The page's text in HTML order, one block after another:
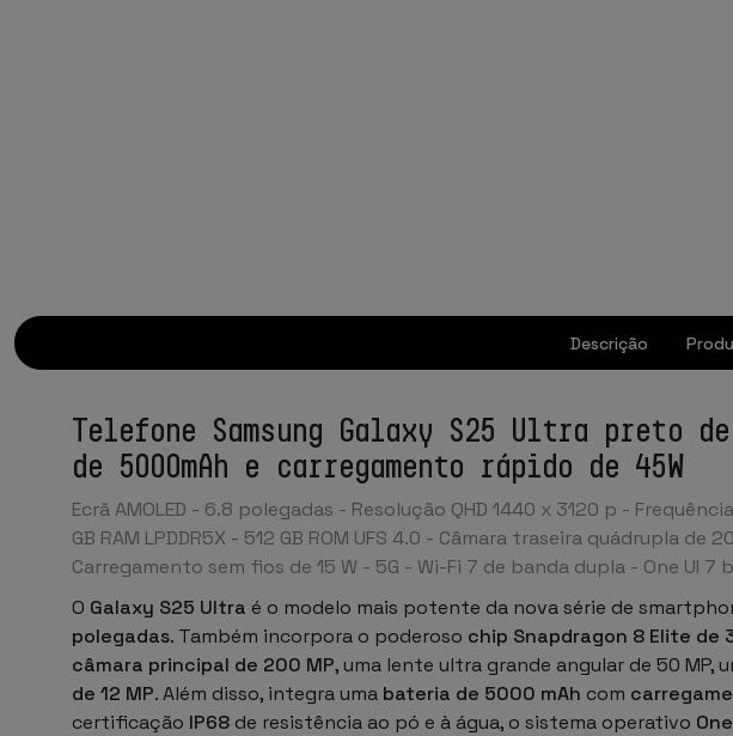
Descrição
Telefone Samsung Galaxy S25 Ultra preto
de 5000mAh e carregamento rápido de 45W
Ecrã AMOLED - 6.8 polegadas - Resolução QHD 1440 x 3120 p -
GB RAM LPDDR5X - 512 GB ROM UFS 4.0 - Câmara traseira quádrupla
Carregamento sem fios de 15 W - 5G - Wi-Fi 7 de banda dupla - One UI
O Galaxy S25 Ultra é o modelo mais potente da nova série de
polegadas. Também incorpora o poderoso chip Snapdragon 8 Elite de
câmara principal de 200 MP, uma lente ultra grande angular de 50 MP,
de 12 MP. Além disso, integra uma bateria de 5000 mAh com
certificação IP68 de resistência ao pó e à água, o sistema operativo